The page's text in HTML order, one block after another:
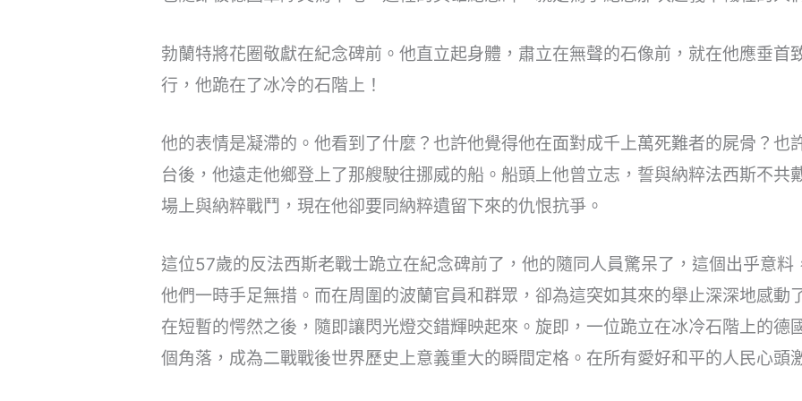
勃蘭特將花圈敬獻在紀念碑前。他直立起身體，肅立在無聲的石像前，就在他應垂首
行，他跪在了冰冷的石階上！
他的表情是凝滯的。他看到了什麼？也許他覺得他在面對成千上萬死難者的屍骨？也
台後，他遠走他鄉登上了那艘駛往挪威的船。船頭上他曾立志，誓與納粹法西斯不共
場上與納粹戰鬥，現在他卻要同納粹遺留下來的仇恨抗爭。
這位57歲的反法西斯老戰士跪立在紀念碑前了，他的隨同人員驚呆了，這個出乎意
他們一時手足無措。而在周圍的波蘭官員和群眾，卻為這突如其來的舉止深深地感動
在短暫的愕然之後，隨即讓閃光燈交錯輝映起來。旋即，一位跪立在冰冷石階上的德
個角落，成為二戰戰後世界歷史上意義重大的瞬間定格。在所有愛好和平的人民心頭